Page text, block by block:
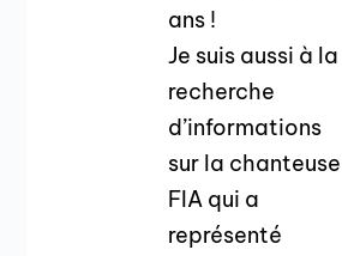
ans !
Je suis aussi à la
recherche
d’informations
sur la chanteuse
FIA qui a
représenté